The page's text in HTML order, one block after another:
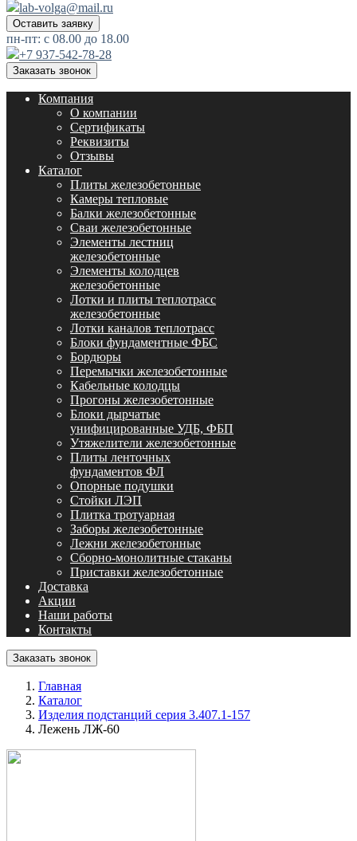
lab-volga@mail.ru
Оставить заявку
пн-пт: с 08.00 до 18.00
+7 937-542-78-28
Заказать звонок
Компания
О компании
Сертификаты
Реквизиты
Отзывы
Каталог
Плиты железобетонные
Камеры тепловые
Балки железобетонные
Сваи железобетонные
Элементы лестниц
железобетонные
Элементы колодцев
железобетонные
Лотки и плиты теплотрасс
железобетонные
Лотки каналов теплотрасс
Блоки фундаментные ФБС
Бордюры
Перемычки железобетонные
Кабельные колодцы
Прогоны железобетонные
Блоки дырчатые
унифицированные УДБ, ФБП
Утяжелители железобетонные
Плиты ленточных
фундаментов ФЛ
Опорные подушки
Стойки ЛЭП
Плитка тротуарная
Заборы железобетонные
Лежни железобетонные
Сборно-монолитные стаканы
Приставки железобетонные
Доставка
Акции
Наши работы
Контакты
Заказать звонок
Главная
Каталог
Изделия подстанций серия 3.407.1-157
Лежень ЛЖ-60